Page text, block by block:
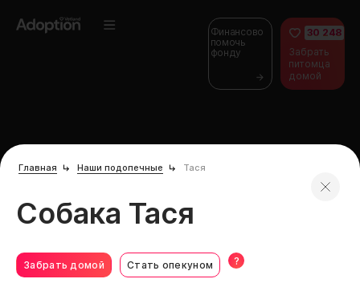
Финансово
помочь
фонду
30 248
Забрать
питомца
домой
Главная Наши подопечные Тася
Собака Тася
Забрать домой Стать опекуном ?